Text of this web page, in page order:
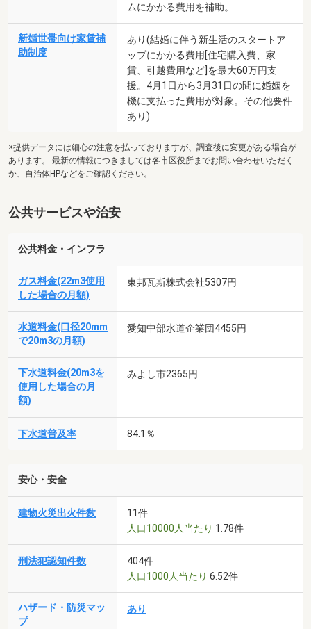
ムにかかる費用を補助。
新婚世帯向け家賃補
助制度
あり(結婚に伴う新生活のスタートア
ップにかかる費用[住宅購入費、家
賃、引越費用など]を最大60万円支
援。4月1日から3月31日の間に婚姻を
機に支払った費用が対象。その他要件
あり)
※提供データには細心の注意を払っておりますが、調査後に変更がある場合が
あります。 最新の情報につきましては各市区役所までお問い合わせいただく
か、自治体HPなどをご確認ください。
公共サービスや治安
公共料金・インフラ
ガス料金(22m3使用
した場合の月額)
東邦瓦斯株式会社5307円
水道料金(口径20mm
で20m3の月額)
愛知中部水道企業団4455円
下水道料金(20m3を
使用した場合の月
額)
みよし市2365円
下水道普及率 84.1％
安心・安全
建物火災出火件数
11件
人口10000人当たり 1.78件
刑法犯認知件数
404件
人口1000人当たり 6.52件
ハザード・防災マッ
プ
あり